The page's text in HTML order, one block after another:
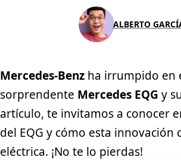
ALBERTO
Mercedes-Benz ha irrumpido en
sorprendente Mercedes EQG y
artículo, te invitamos a conocer
del EQG y cómo esta
eléctrica. ¡No te lo pierdas!